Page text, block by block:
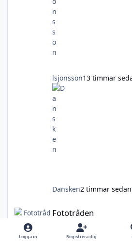
lsjonsson13 timmar
Dansken2 timmar sedan
Fototråden
Fototråden
Jämta ·Januari 19, 2009
Logga in Registrera dig